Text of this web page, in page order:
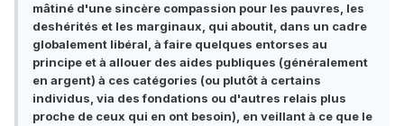
mâtiné d'une sincère compassion pour les pauvres, les
deshérités et les marginaux, qui aboutit, dans un cadre
globalement libéral, à faire quelques entorses au
principe et à allouer des aides publiques (généralement
en argent) à ces catégories (ou plutôt à certains
individus, via des fondations ou d'autres relais plus
proche de ceux qui en ont besoin), en veillant à ce que le